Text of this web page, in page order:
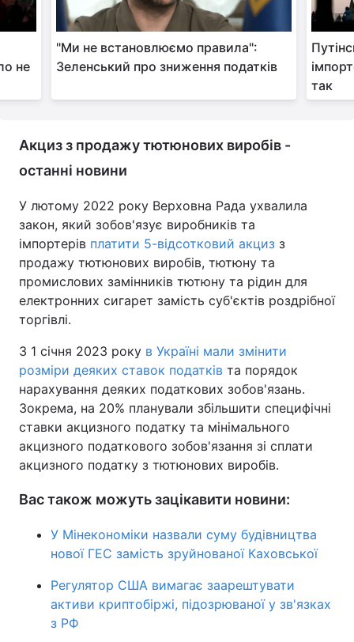
не
"Ми не встановлюємо правила":
Зеленський про зниження податків
так
Акциз з продажу тютюнових виробів -
останні новини
У лютому 2022 року Верховна Рада ухвалила
закон, який зобов'язує виробників та
імпортерів платити 5-відсотковий акциз з
продажу тютюнових виробів, тютюну та
промислових замінників тютюну та рідин для
електронних сигарет замість суб'єктів роздрібної
торгівлі.
З 1 січня 2023 року в Україні мали змінити
розміри деяких ставок податків та порядок
нарахування деяких податкових зобов'язань.
Зокрема, на 20% планували збільшити специфічні
ставки акцизного податку та мінімального
акцизного податкового зобов'язання зі сплати
акцизного податку з тютюнових виробів.
Вас також можуть зацікавити новини:
У Мінекономіки назвали суму будівництва
нової ГЕС замість зруйнованої Каховської
Регулятор США вимагає заарештувати
активи криптобіржі, підозрюваної у зв'язках
з РФ